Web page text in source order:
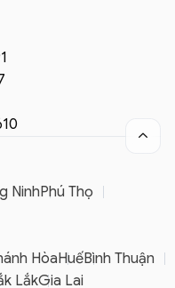

NinhPhú Thọ
HòaHuếBình Thuận
LắkGia Lai